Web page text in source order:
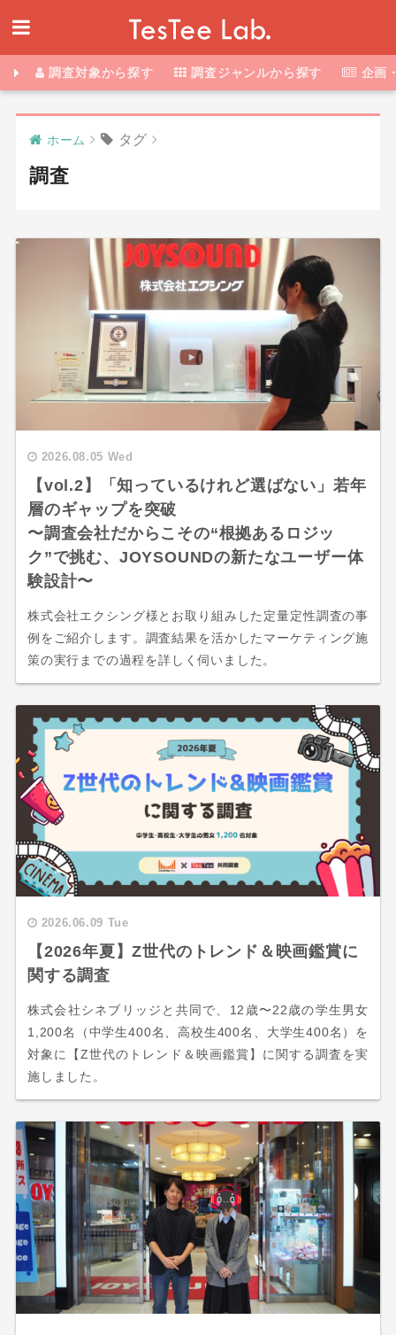
調査対象から探す 調査ジャンルから探す 企画
ホーム タグ
調査
2026.08.05 Wed
【vol.2】「知っているけれど選ばない」若年
層のギャップを突破
〜調査会社だからこその“根拠あるロジッ
ク”で挑む、JOYSOUNDの新たなユーザー体
験設計〜
株式会社エクシング様とお取り組みした定量定性調査の事
例をご紹介します。調査結果を活かしたマーケティング施
策の実行までの過程を詳しく伺いました。
2026.06.09 Tue
【2026年夏】Z世代のトレンド＆映画鑑賞に
関する調査
株式会社シネブリッジと共同で、12歳〜22歳の学生男女
1,200名（中学生400名、高校生400名、大学生400名）を
対象に【Z世代のトレンド＆映画鑑賞】に関する調査を実
施しました。